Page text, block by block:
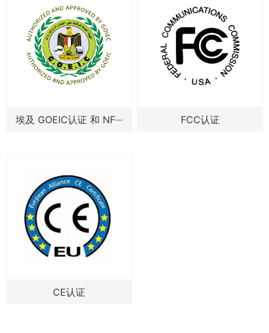
埃及 GOEIC认证 和 NF··· FCC认证
CE认证